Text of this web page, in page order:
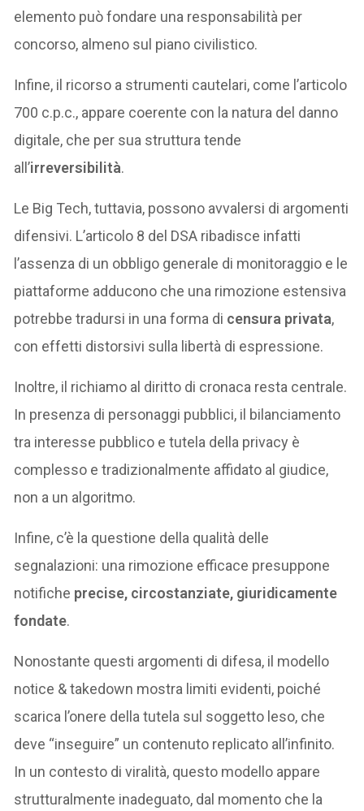
elemento può fondare una responsabilità per
concorso, almeno sul piano civilistico.
Infine, il ricorso a strumenti cautelari, come l’articolo
700 c.p.c., appare coerente con la natura del danno
digitale, che per sua struttura tende
all’irreversibilità.
Le Big Tech, tuttavia, possono avvalersi di argomenti
difensivi. L’articolo 8 del DSA ribadisce infatti
l’assenza di un obbligo generale di monitoraggio e le
piattaforme adducono che una rimozione estensiva
potrebbe tradursi in una forma di censura privata,
con effetti distorsivi sulla libertà di espressione.
Inoltre, il richiamo al diritto di cronaca resta centrale.
In presenza di personaggi pubblici, il bilanciamento
tra interesse pubblico e tutela della privacy è
complesso e tradizionalmente affidato al giudice,
non a un algoritmo.
Infine, c’è la questione della qualità delle
segnalazioni: una rimozione efficace presuppone
notifiche precise, circostanziate, giuridicamente
fondate.
Nonostante questi argomenti di difesa, il modello
notice & takedown mostra limiti evidenti, poiché
scarica l’onere della tutela sul soggetto leso, che
deve “inseguire” un contenuto replicato all’infinito.
In un contesto di viralità, questo modello appare
strutturalmente inadeguato, dal momento che la